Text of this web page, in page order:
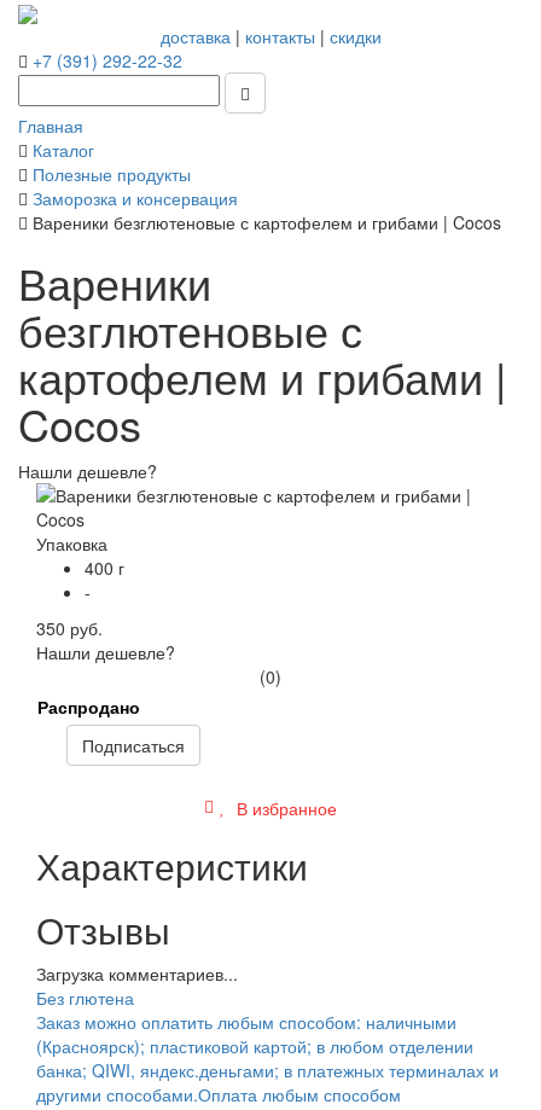
доставка| контакты | скидки
+7 (391) 292-22-32
Главная
Каталог
Полезные продукты
Заморозка и консервация
Вареники безглютеновые с картофелем и грибами | Cocos
Вареники
безглютеновые с
картофелем и грибами |
Cocos
Нашли дешевле?
Упаковка
400 г
-
350 руб.
Нашли дешевле?
(0)
Распродано
Подписаться
В избранное
Характеристики
Отзывы
Загрузка комментариев...
Без глютена
Заказ можно оплатить любым способом: наличными
(Красноярск); пластиковой картой; в любом отделении
банка; QIWI, яндекс.деньгами; в платежных терминалах и
другими способами.Оплата любым способом